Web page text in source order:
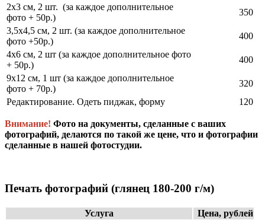
2х3 см, 2 шт. (за каждое дополнительное
фото + 50р.)
350
3,5х4,5 см, 2 шт. (за каждое дополнительное
фото +50р.)
400
4х6 см, 2 шт (за каждое дополнительное фото
+ 50р.)
400
9х12 см, 1 шт (за каждое дополнительное
фото + 70р.)
320
Редактирование. Одеть пиджак, форму
120
Внимание! Фото на документы, сделанные с ваших
фотографий, делаются по такой же цене, что и фотографии
сделанные в нашей фотостудии.
Печать фотографий (глянец 180-200 г/м)
Услуга
Цена, рублей